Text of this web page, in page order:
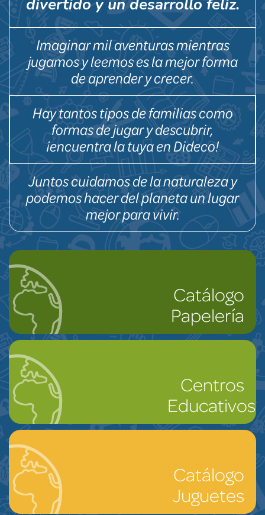
divertido y un desarrollo feliz.
Imaginar mil aventuras mientras
jugamos y leemos es la mejor forma
de aprender y crecer.
Hay tantos tipos de familias como
formas de jugar y descubrir,
¡encuentra la tuya en Dideco!
Juntos cuidamos de la naturaleza y
podemos hacer del planeta un lugar
mejor para vivir.
Catálogo
Papelería
Centros
Educativos
Catálogo
Juguetes